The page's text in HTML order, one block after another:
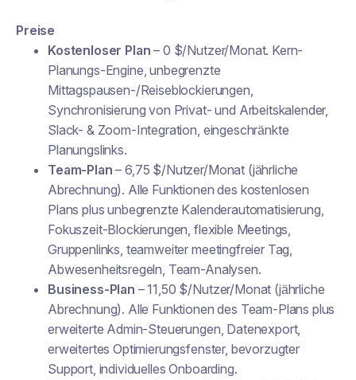
Preise
Kostenloser Plan – 0 $/Nutzer/Monat. Kern-
Planungs-Engine, unbegrenzte
Mittagspausen-/Reiseblockierungen,
Synchronisierung von Privat- und Arbeitskalender,
Slack- & Zoom-Integration, eingeschränkte
Planungslinks.
Team-Plan – 6,75 $/Nutzer/Monat (jährliche
Abrechnung). Alle Funktionen des kostenlosen
Plans plus unbegrenzte Kalenderautomatisierung,
Fokuszeit-Blockierungen, flexible Meetings,
Gruppenlinks, teamweiter meetingfreier Tag,
Abwesenheitsregeln, Team-Analysen.
Business-Plan – 11,50 $/Nutzer/Monat (jährliche
Abrechnung). Alle Funktionen des Team-Plans plus
erweiterte Admin-Steuerungen, Datenexport,
erweitertes Optimierungsfenster, bevorzugter
Support, individuelles Onboarding.